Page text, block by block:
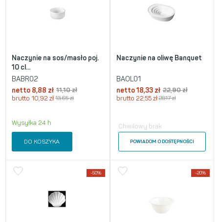
Naczynie na sos/masło poj.
10 cl...
BABR02
netto 8,88 zł 11,10zł
brutto 10,92 zł 13,65zł
Wysyłka 24 h
DO KOSZYKA
Naczynie na oliwę Banquet
BAOL01
netto 18,33 zł 22,90zł
brutto 22,55 zł 28,17zł
Chwilowy brak
POWIADOM O DOSTĘPNOŚCI
-50% -20%